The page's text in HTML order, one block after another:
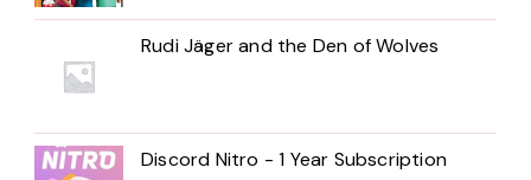
Rudi Jäger and the Den of Wolves
Discord Nitro - 1 Year Subscription